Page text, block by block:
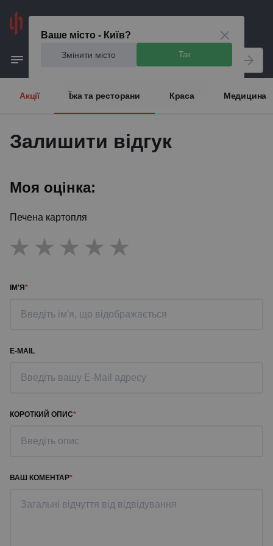
Ваше місто - Київ?
Змінити місто Так
Акції Їжа та ресторани Краса Медицина
Залишити відгук
Моя оцінка:
Печена картопля
ІМ'Я
E-MAIL
КОРОТКИЙ ОПИС
ВАШ КОМЕНТАР